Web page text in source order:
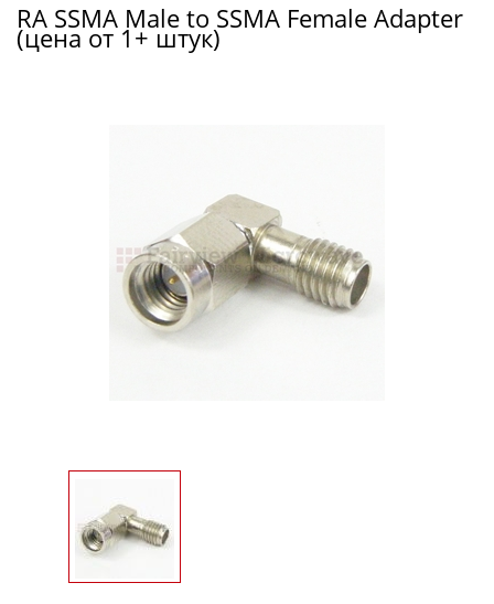
RA SSMA Male to SSMA Female Adapter
(цена от 1+ штук)